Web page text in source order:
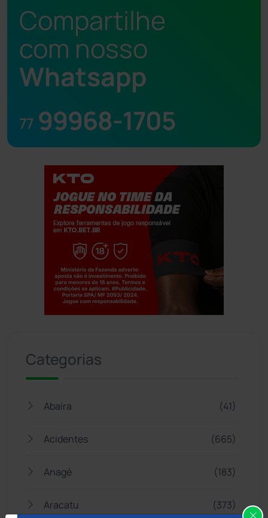
Compartilhe
com nosso
Whatsapp
77 99968-1705
Categorias
Abaíra (41)
Acidentes (665)
Anagé (183)
Aracatu (373)